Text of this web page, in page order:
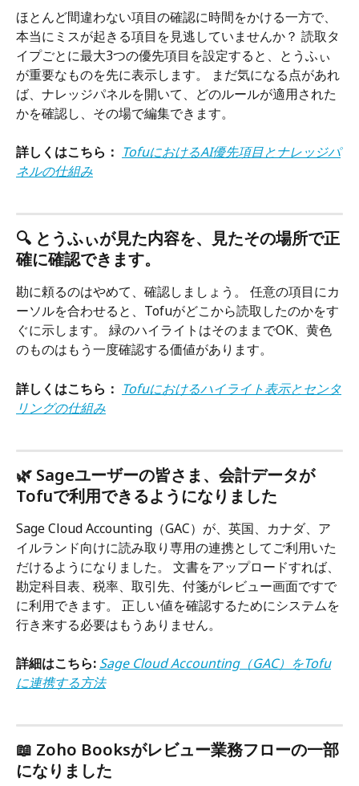
ほとんど間違わない項目の確認に時間をかける一方で、
本当にミスが起きる項目を見逃していませんか？ 読取タ
イプごとに最大3つの優先項目を設定すると、とうふぃ
が重要なものを先に表示します。 まだ気になる点があれ
ば、ナレッジパネルを開いて、どのルールが適用された
かを確認し、その場で編集できます。
詳しくはこちら： TofuにおけるAI優先項目とナレッジパ
ネルの仕組み
🔍 とうふぃが見た内容を、見たその場所で正
確に確認できます。
勘に頼るのはやめて、確認しましょう。 任意の項目にカ
ーソルを合わせると、Tofuがどこから読取したのかをす
ぐに示します。 緑のハイライトはそのままでOK、黄色
のものはもう一度確認する価値があります。
詳しくはこちら： Tofuにおけるハイライト表示とセンタ
リングの仕組み
🌿 Sageユーザーの皆さま、会計データが
Tofuで利用できるようになりました
Sage Cloud Accounting（GAC）が、英国、カナダ、ア
イルランド向けに読み取り専用の連携としてご利用いた
だけるようになりました。 文書をアップロードすれば、
勘定科目表、税率、取引先、付箋がレビュー画面ですで
に利用できます。 正しい値を確認するためにシステムを
行き来する必要はもうありません。
詳細はこちら: Sage Cloud Accounting（GAC）をTofu
に連携する方法
📖 Zoho Booksがレビュー業務フローの一部
になりました